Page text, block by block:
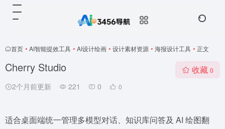
首页 • AI智能提效工具 • AI设计绘画 • 设计素材资源 • 海报设计工具 • 正文
Cherry Studio
2个月前更新 221 0 0
收藏 0
适合桌面端统一管理多模型对话、知识库问答及 AI 绘图翻